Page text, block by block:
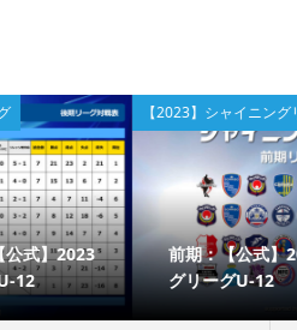
【2023】シャイニングリーグ
前期：【公式】2023シャイニ
グリーグU-12